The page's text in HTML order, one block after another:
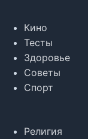
Кино
Тесты
Здоровье
Советы
Спорт
Религия